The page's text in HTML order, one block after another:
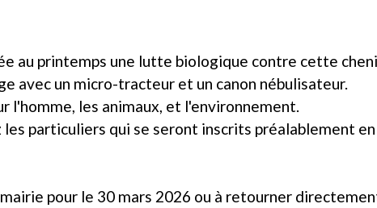
au printemps une lutte biologique contre cette
avec un micro-tracteur et un canon nébulisateur.
l'homme, les animaux, et l'environnement.
particuliers qui se seront inscrits préalablement
pour le 30 mars 2026 ou à retourner